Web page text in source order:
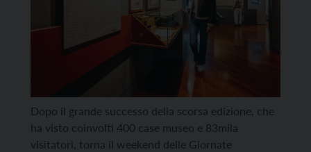
Dopo il grande successo della scorsa edizione, che
ha visto coinvolti 400 case museo e 83mila
visitatori, torna il weekend delle Giornate